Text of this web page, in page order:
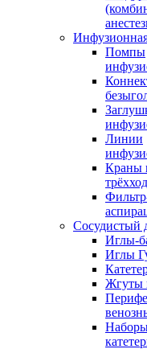
Помпы
Линии
Краны
Сосудистый
Иглы-
Иглы
Жгуты